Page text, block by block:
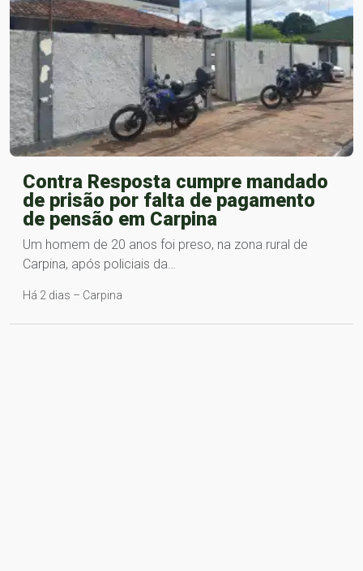
Contra Resposta cumpre mandado
de prisão por falta de pagamento
de pensão em Carpina
Um homem de 20 anos foi preso, na zona rural de
Carpina, após policiais da…
Há 2 dias – Carpina